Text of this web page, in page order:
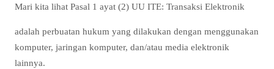
Mari kita lihat Pasal 1 ayat (2) UU ITE: Transaksi Elektronik
adalah perbuatan hukum yang dilakukan dengan menggunakan
komputer, jaringan komputer, dan/atau media elektronik
lainnya.